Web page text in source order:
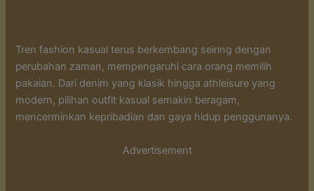
Tren fashion kasual terus berkembang seiring dengan
perubahan zaman, mempengaruhi cara orang memilih
pakaian. Dari denim yang klasik hingga athleisure yang
modern, pilihan outfit kasual semakin beragam,
mencerminkan kepribadian dan gaya hidup penggunanya.
Advertisement